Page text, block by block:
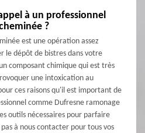
à un professionnel
?
est une opération assez
le dépôt de bistres dans votre
composant chimique qui est très
une intoxication au
ces raisons qu'il est important de
comme Dufresne ramonage
outils nécessaires pour parfaire
à nous contacter pour tous vos